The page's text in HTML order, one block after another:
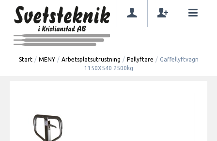
Start / MENY / Arbetsplatsutrustning / Pallyftare / Gaffellyftvagn
1150X540 2500kg